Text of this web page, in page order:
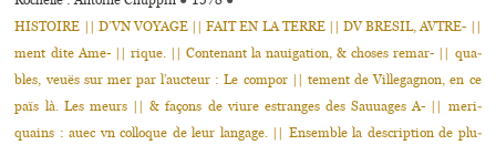
HISTOIRE || D’VN VOYAGE || FAIT EN LA TERRE || DV BRESIL, AVTRE- ||
ment dite Ame- || rique. || Contenant la naui­ga­tion, & choses remar- || qua­
bles, veuës sur mer par l’auc­teur : Le compor || tement de Villegagnon, en ce
païs là. Les meurs || & façons de viure estran­ges des Sauuages A- || meri­
quains : auec vn col­lo­que de leur lan­gage. || Ensemble la des­crip­tion de plu­